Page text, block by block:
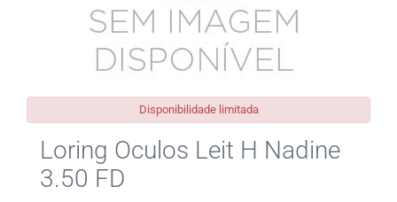
Disponibilidade limitada
Loring Oculos Leit H Nadine
3.50 FD